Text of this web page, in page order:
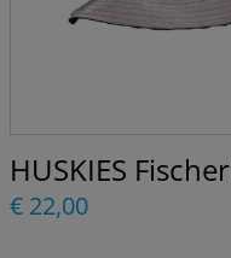
HUSKIES
€ 22,00